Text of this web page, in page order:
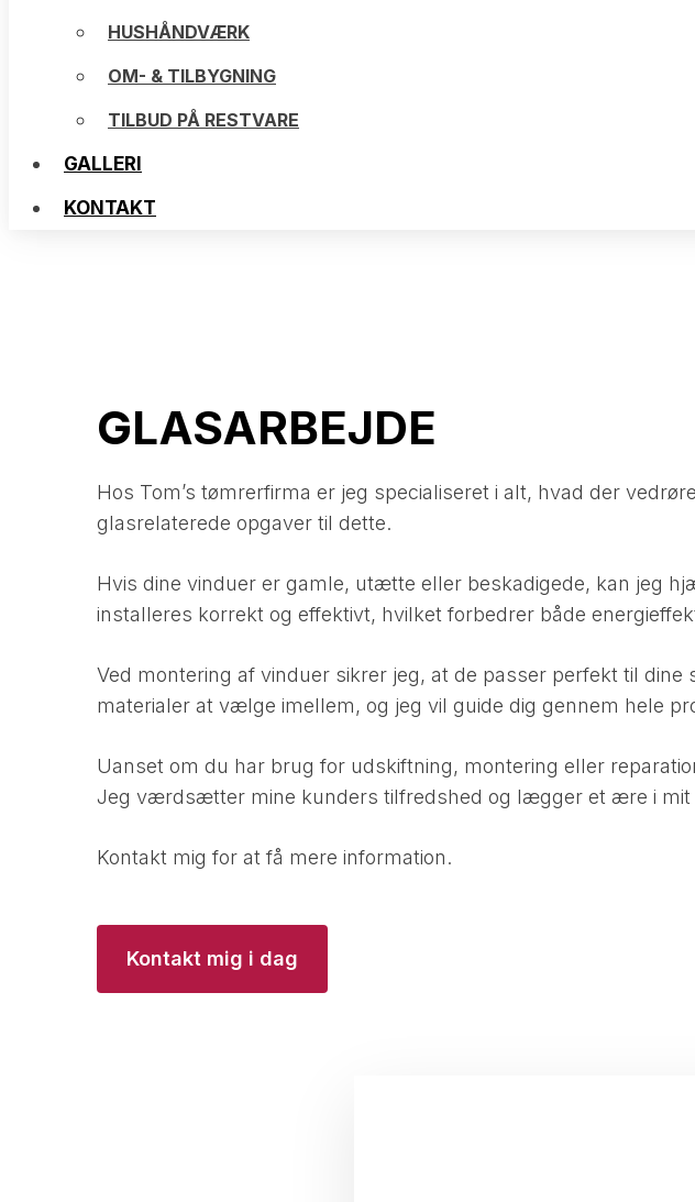
HUSHÅNDVÆRK
OM- & TILBYGNING
TILBUD PÅ RESTVARE
GALLERI
KONTAKT
HUSHÅNDVÆRK
OM- & TILBYGNING
TILBUD PÅ RESTVARE
GALLERI
KONTAKT
GLASARBEJDE
Hos Tom’s tømrerfirma er jeg specialiseret i alt, hvad der
glasrelaterede opgaver til dette.
Hvis dine vinduer er gamle, utætte eller beskadigede, kan jeg
installeres korrekt og effektivt, hvilket forbedrer både
Ved montering af vinduer sikrer jeg, at de passer perfekt til
materialer at vælge imellem, og jeg vil guide dig gennem hele
Uanset om du har brug for udskiftning, montering eller
Jeg værdsætter mine kunders tilfredshed og lægger et ære i mit
Kontakt mig for at få mere information.
Kontakt mig i dag